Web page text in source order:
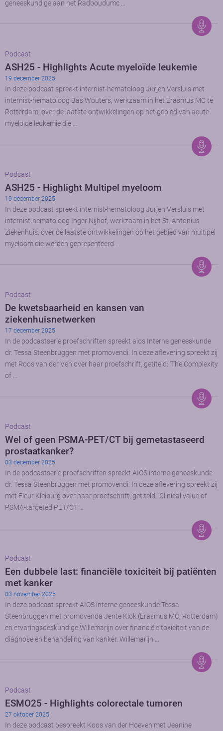
geneeskundige aan het Radboudumc …
Podcast
ASH25 - Highlights Acute myeloïde leukemie
19 december 2025
In deze podcast spreekt internist-hematoloog Jurjen Versluis met
internist-hematoloog Bas Wouters, werkzaam in het Erasmus MC te
Rotterdam, over de laatste ontwikkelingen op het gebied van acute
myeloïde leukemie die …
Podcast
ASH25 - Highlight Multipel myeloom
19 december 2025
In deze podcast spreekt internist-hematoloog Jurjen Versluis met
internist-hematoloog Inger Nijhof, werkzaam in het St. Antonius
Ziekenhuis, over de laatste ontwikkelingen op het gebied van multipel
myeloom die werden gepresenteerd …
Podcast
De kwetsbaarheid en kansen van
ziekenhuisnetwerken
17 december 2025
In de podcastserie proefschriften spreekt aios Interne geneeskunde
dr. Tessa Steenbruggen met promovendi. In deze aflevering spreekt zij
met Roos van der Ven over haar proefschrift, getiteld: ‘The Complexity
of …
Podcast
Wel of geen PSMA-PET/CT bij gemetastaseerd
prostaatkanker?
03 december 2025
In de podcastserie proefschriften spreekt AIOS interne geneeskunde
dr. Tessa Steenbruggen met promovendi. In deze aflevering spreekt zij
met Fleur Kleiburg over haar proefschrift, getiteld: ‘Clinical value of
PSMA-targeted PET/CT …
Podcast
Een dubbele last: financiële toxiciteit bij patiënten
met kanker
03 november 2025
In deze podcast spreekt AIOS interne geneeskunde Tessa
Steenbruggen met promovenda Jente Klok (Erasmus MC, Rotterdam)
en ervaringsdeskundige Willemarijn over financiële toxiciteit van de
diagnose en behandeling van kanker. Willemarijn …
Podcast
ESMO25 - Highlights colorectale tumoren
27 oktober 2025
In deze podcast bespreekt Koos van der Hoeven met Jeanine